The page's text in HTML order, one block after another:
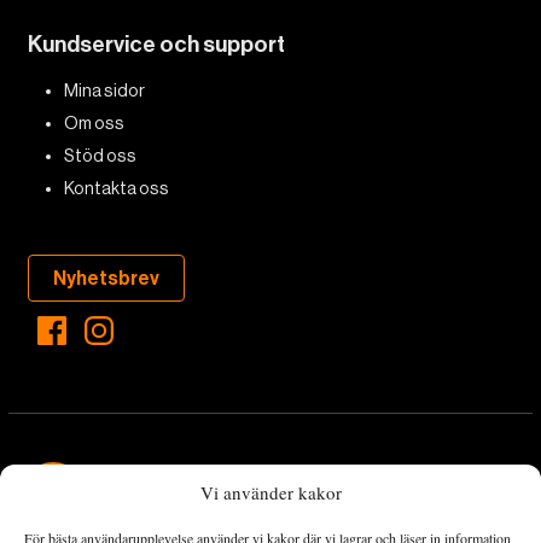
Vi använder kakor
För bästa användarupplevelse använder vi kakor där vi lagrar och läser in information
Kundservice och support
Mina sidor
Om oss
Stöd oss
Kontakta oss
Nyhetsbrev